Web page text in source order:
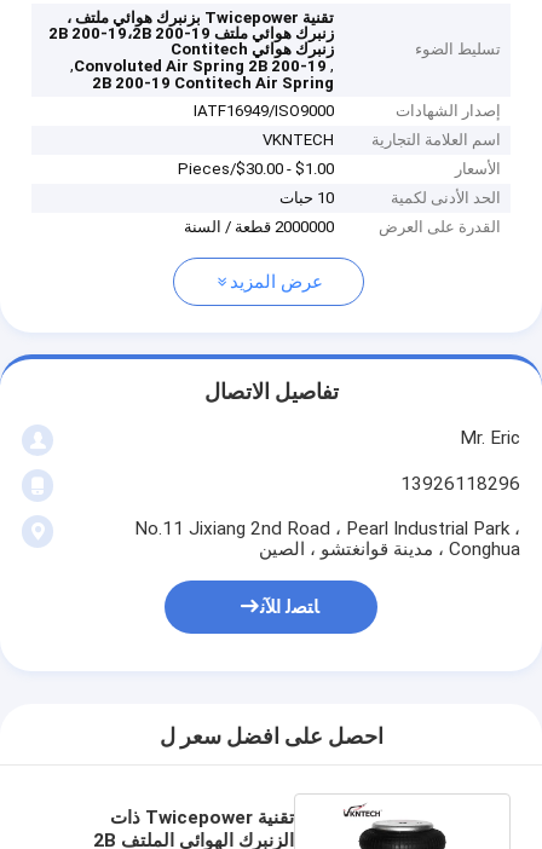
تسليط الضوء
تقنية Twicepower بزنبرك هوائي ملتف ،
زنبرك هوائي ملتف 2B 200-19،2B 200-19
زنبرك هوائي Contitech
,
Convoluted Air Spring 2B 200-19
,
2B 200-19 Contitech Air Spring
إصدار الشهادات
IATF16949/ISO9000
اسم العلامة التجارية
VKNTECH
الأسعار
$1.00 - $30.00/Pieces
الحد الأدنى لكمية
10 حبات
القدرة على العرض
2000000 قطعة / السنة
عرض المزيد
تفاصيل الاتصال
Mr. Eric
13926118296
No.11 Jixiang 2nd Road ، Pearl Industrial Park ،
Conghua ، مدينة قوانغتشو ، الصين
ﺎﺘﺼﻟ ﺍﻶﻧ
احصل على افضل سعر ل
تقنية Twicepower ذات
الزنبرك الهوائي الملتف 2B